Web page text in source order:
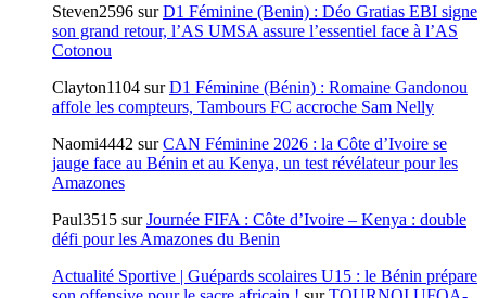
Steven2596 surD1 Féminine (Benin) : Déo Gratias EBI signe
son grand retour, l’AS UMSA assure l’essentiel face à l’AS
Cotonou
Clayton1104 surD1 Féminine (Bénin) : Romaine Gandonou
affole les compteurs, Tambours FC accroche Sam Nelly
Naomi4442 surCAN Féminine 2026 : la Côte d’Ivoire se
jauge face au Bénin et au Kenya, un test révélateur pour les
Amazones
Paul3515 surJournée FIFA : Côte d’Ivoire – Kenya : double
défi pour les Amazones du Benin
Actualité Sportive | Guépards scolaires U15 : le Bénin prépare